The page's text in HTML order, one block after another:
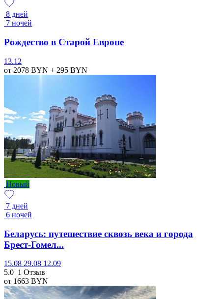
8 дней
7 ночей
Рождество в Старой Европе
13.12
от 2078 BYN + 295 BYN
Новый
7 дней
6 ночей
Беларусь: путешествие сквозь века и города
Брест-Гомел...
15.08 29.08 12.09
5.0 1 Отзыв
от 1663 BYN